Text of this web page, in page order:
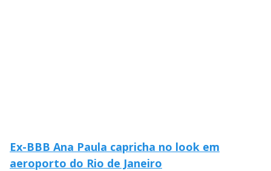
Ex-BBB Ana Paula capricha no look em
aeroporto do Rio de Janeiro